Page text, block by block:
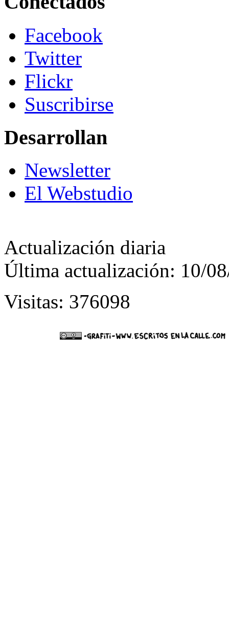
Facebook
Twitter
Flickr
Suscribirse
Desarrollan
Newsletter
El Webstudio
Actualización diaria
Última actualización: 10/
Visitas: 376098